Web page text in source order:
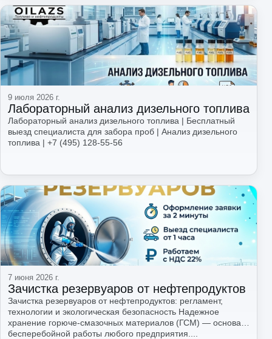
Читать
9 июля 2026 г.
Лабораторный анализ дизельного топлива
Лабораторный анализ дизельного топлива | Бесплатный
выезд специалиста для забора проб | Анализ дизельного
топлива | +7 (495) 128-55-56
Читать
7 июня 2026 г.
Зачистка резервуаров от нефтепродуктов
Зачистка резервуаров от нефтепродуктов: регламент,
технологии и экологическая безопасность Надежное
хранение горюче-смазочных материалов (ГСМ) — основа
бесперебойной работы любого предприятия....